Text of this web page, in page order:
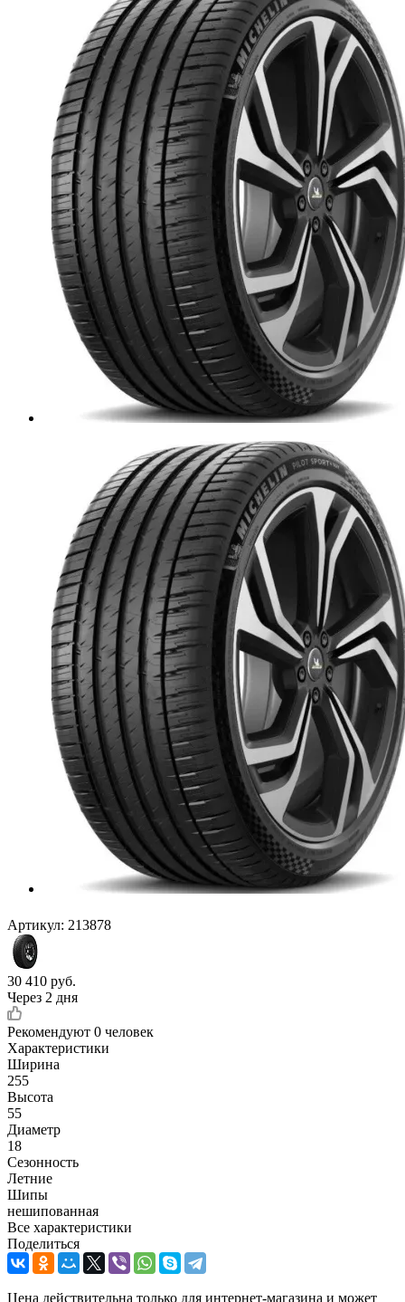
Артикул: 213878
30 410 руб.
Через 2 дня
Рекомендуют 0 человек
Характеристики
Ширина
255
Высота
55
Диаметр
18
Сезонность
Летние
Шипы
нешипованная
Все характеристики
Поделиться
Цена действительна только для интернет-магазина и может